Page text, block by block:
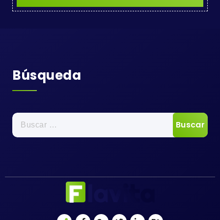
Búsqueda
Buscar: